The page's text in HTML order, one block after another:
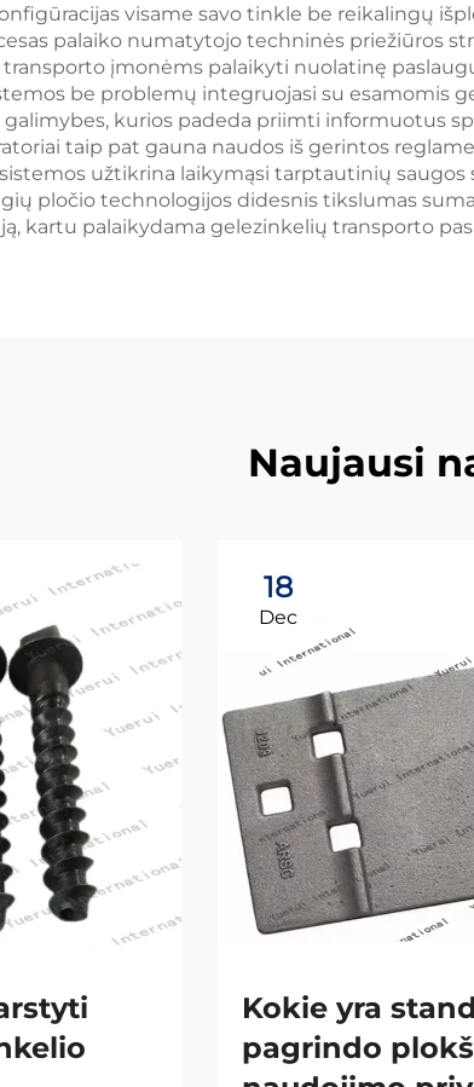
visame savo tinkle be reikalingų
palaiko numatytojo techninės priežiūros
įmonėms palaikyti nuolatinę
be problemų integruojasi su esamomis
galimybes, kurios padeda priimti informuotus
taip pat gauna naudos iš gerintos
užtikrina laikymąsi tarptautinių
pločio technologijos didesnis tikslumas
kartu palaikydama gelezinkelių transporto
Naujausi
18
Dec
Kokie yra
pagrindo